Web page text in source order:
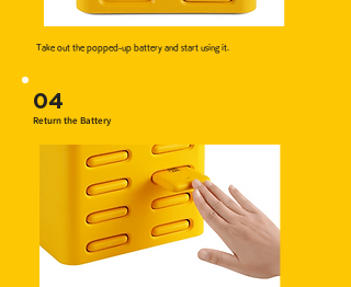
Take out the popped-up battery and start using it.
04
Return the Battery